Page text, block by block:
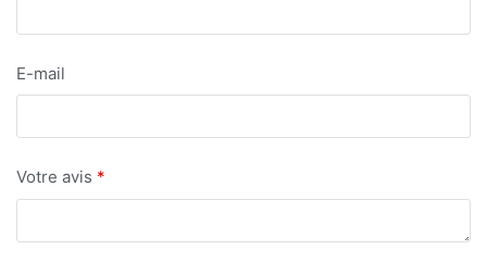
E-mail
Votre avis *